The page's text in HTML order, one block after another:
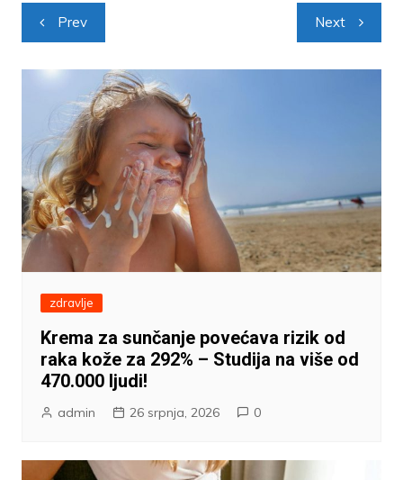
Navigacija
objava
Prev Next
zdravlje
Krema za sunčanje povećava rizik od
raka kože za 292% – Studija na više od
470.000 ljudi!
admin 26 srpnja, 2026 0